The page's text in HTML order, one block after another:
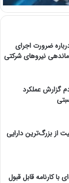
ضرورت اجرای
نیروهای شرکتی
گزارش عملکرد
از بزرگ‌ترین دارایی
با کارنامه قابل قبول